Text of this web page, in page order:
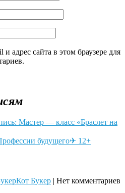
адрес сайта в этом браузере для
Мастер — класс «Браслет на
будущего✈ 12+
Кот Букер | Нет комментариев